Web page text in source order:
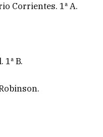
Corrientes. 1ª A.
1ª B.